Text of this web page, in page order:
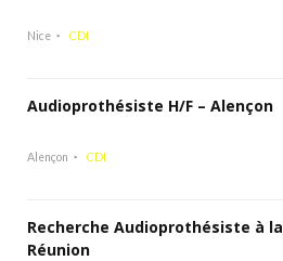
Nice CDI
Audioprothésiste H/F – Alençon
Alençon CDI
Recherche Audioprothésiste à la
Réunion